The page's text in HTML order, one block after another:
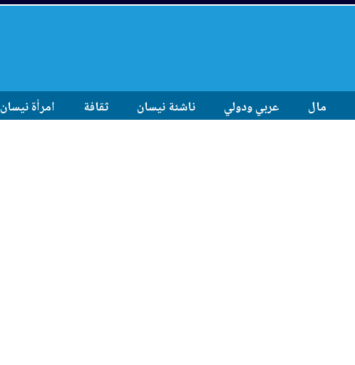
مال عربي ودولي ناشئة نيسان ثقافة امرأة نيسان